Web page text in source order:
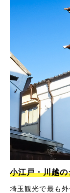
小江戸・川越
埼玉観光で最も